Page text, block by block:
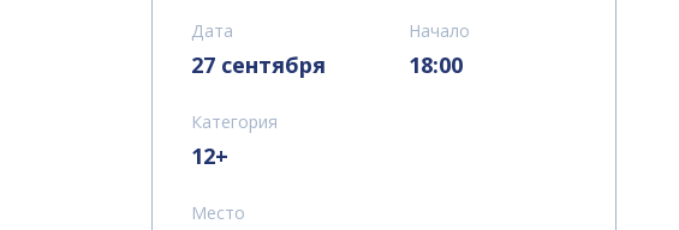
Дата
27 сентября
Начало
18:00
Категория
12+
Место